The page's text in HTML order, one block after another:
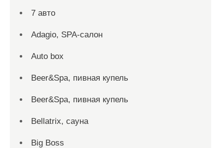
7 авто
Adagio, SPA-салон
Auto box
Beer&Spa, пивная купель
Beer&Spa, пивная купель
Bellatrix, сауна
Big Boss